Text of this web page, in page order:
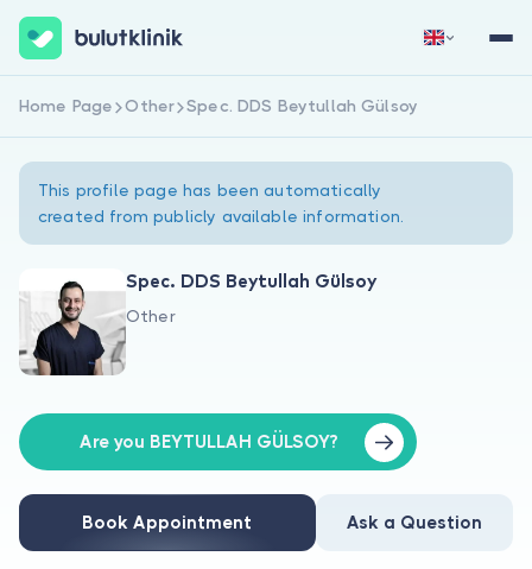
About Us
For Doctors
Are you a doctor?
Sign Up Now Sign In
Home Page Other Spec. DDS Beytullah Gülsoy
This profile page has been automatically
created from publicly available information.
Spec. DDS Beytullah Gülsoy
Other
Are you BEYTULLAH GÜLSOY?
Book Appointment Ask a Question